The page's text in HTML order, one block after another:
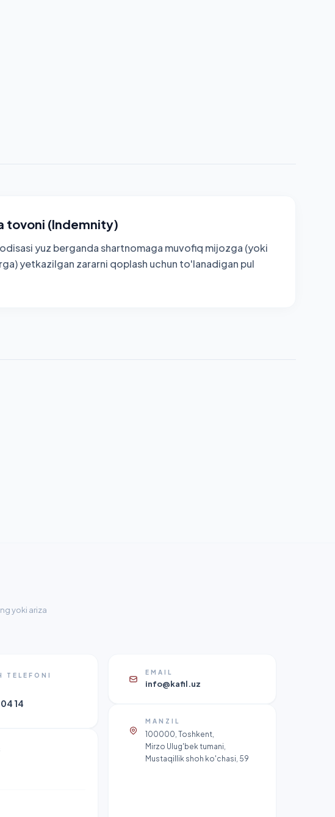
tovoni (Indemnity)
yuz berganda shartnomaga muvofiq mijozga (yoki
yetkazilgan zararni qoplash uchun to'lanadigan pul
yoki ariza
TELEFONI
14
EMAIL
info@kafil.uz
MANZIL
100000, Toshkent,
Mirzo Ulug'bek tumani,
Mustaqillik shoh ko'chasi, 59